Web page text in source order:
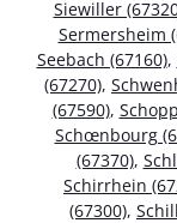
Siewiller
Sermersheim
Seebach (67160),
(67270),
(67590),
Schœnbourg
(67370),
Schirrhein
(67300),